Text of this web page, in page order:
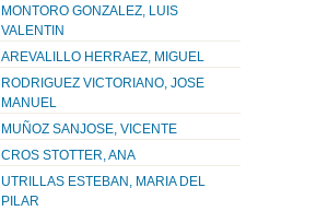
MONTORO GONZALEZ, LUIS
VALENTIN
AREVALILLO HERRAEZ, MIGUEL
RODRIGUEZ VICTORIANO, JOSE
MANUEL
MUÑOZ SANJOSE, VICENTE
CROS STOTTER, ANA
UTRILLAS ESTEBAN, MARIA DEL
PILAR